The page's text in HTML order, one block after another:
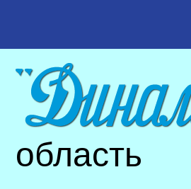
область